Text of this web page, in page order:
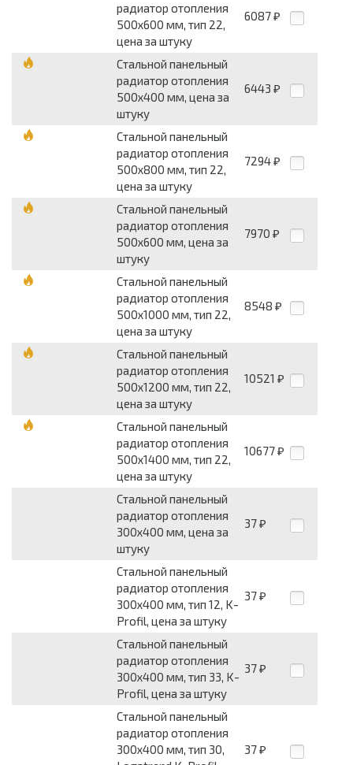
радиатор отопления
500х600 мм, тип 22,
цена за штуку
6087 ₽
Стальной панельный
радиатор отопления
500х400 мм, цена за
штуку
6443 ₽
Стальной панельный
радиатор отопления
500х800 мм, тип 22,
цена за штуку
7294 ₽
Стальной панельный
радиатор отопления
500х600 мм, цена за
штуку
7970 ₽
Стальной панельный
радиатор отопления
500х1000 мм, тип 22,
цена за штуку
8548 ₽
Стальной панельный
радиатор отопления
500х1200 мм, тип 22,
цена за штуку
10521 ₽
Стальной панельный
радиатор отопления
500х1400 мм, тип 22,
цена за штуку
10677 ₽
Стальной панельный
радиатор отопления
300х400 мм, цена за
штуку
37 ₽
Стальной панельный
радиатор отопления
300х400 мм, тип 12, K-
Profil, цена за штуку
37 ₽
Стальной панельный
радиатор отопления
300х400 мм, тип 33, K-
Profil, цена за штуку
37 ₽
Стальной панельный
радиатор отопления
300х400 мм, тип 30,
37 ₽